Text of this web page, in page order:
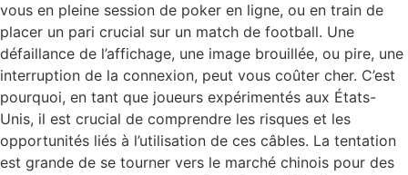
vous en pleine session de poker en ligne, ou en train de
placer un pari crucial sur un match de football. Une
défaillance de l’affichage, une image brouillée, ou pire, une
interruption de la connexion, peut vous coûter cher. C’est
pourquoi, en tant que joueurs expérimentés aux États-
Unis, il est crucial de comprendre les risques et les
opportunités liés à l’utilisation de ces câbles. La tentation
est grande de se tourner vers le marché chinois pour des